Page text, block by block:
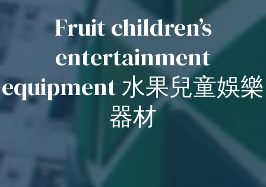
Fruit children’s
entertainment
equipment 水果兒童娛樂
器材